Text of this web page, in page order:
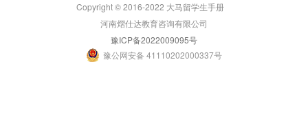
Copyright © 2016-2022 大马留学生手册
河南熠仕达教育咨询有限公司
豫ICP备2022009095号
豫公网安备 41110202000337号